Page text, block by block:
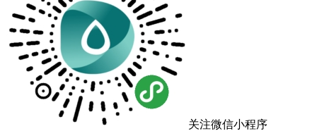
关注微信小程序